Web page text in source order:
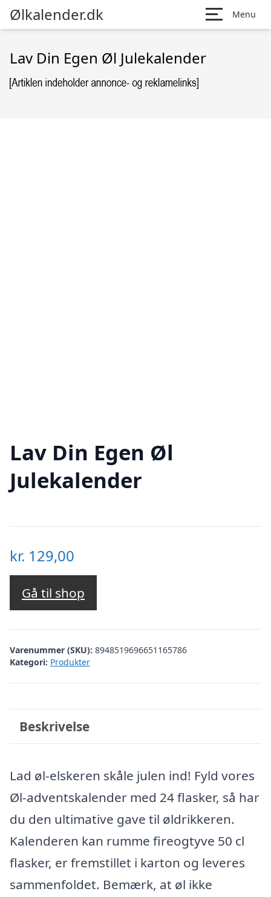
Ølkalender.dk Menu
Lav Din Egen Øl Julekalender
Lav Din Egen Øl
Julekalender
kr. 129,00
Gå til shop
Varenummer (SKU): 8948519696651165786
Kategori: Produkter
Beskrivelse
Lad øl-elskeren skåle julen ind! Fyld vores
Øl-adventskalender med 24 flasker, så har
du den ultimative gave til øldrikkeren.
Kalenderen kan rumme fireogtyve 50 cl
flasker, er fremstillet i karton og leveres
sammenfoldet. Bemærk, at øl ikke